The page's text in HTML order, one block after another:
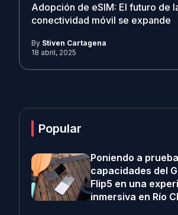
Adopción de eSIM: El futuro de
conectividad móvil se expande
By Stiven Cartagena
18 abril, 2025
Popular
Poniendo a
capacidades del
Flip5 en una
inmersiva en Río